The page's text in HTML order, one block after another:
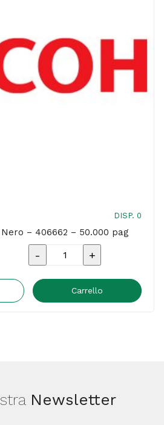
DISP. 0
– 406662 – 50.000 pag
Ricoh
Tamburo
50.000
Carrello
Newsletter